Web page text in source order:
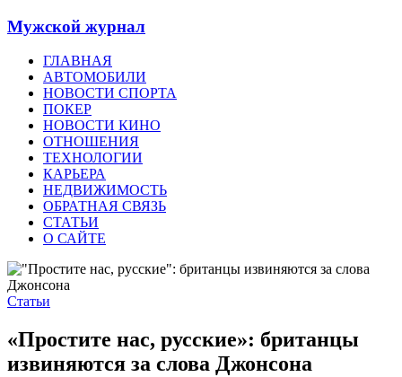
Мужской журнал
ГЛАВНАЯ
АВТОМОБИЛИ
НОВОСТИ СПОРТА
ПОКЕР
НОВОСТИ КИНО
ОТНОШЕНИЯ
ТЕХНОЛОГИИ
КАРЬЕРА
НЕДВИЖИМОСТЬ
ОБРАТНАЯ СВЯЗЬ
СТАТЬИ
О САЙТЕ
Статьи
«Простите нас, русские»: британцы
извиняются за слова Джонсона